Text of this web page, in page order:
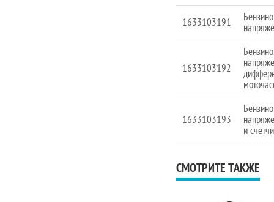
1633103191
1633103192
1633103193
и
СМОТРИТЕ ТАКЖЕ